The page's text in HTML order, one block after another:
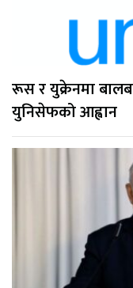
रूस र युक्रेनमा
युनिसेफको आह्वान